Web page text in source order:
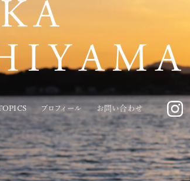
プロフィール お問い合わせ